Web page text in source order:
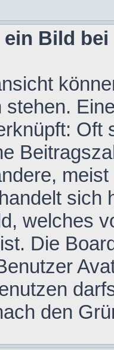
Bild
stehen.
Oft
sich
welches
Die
den